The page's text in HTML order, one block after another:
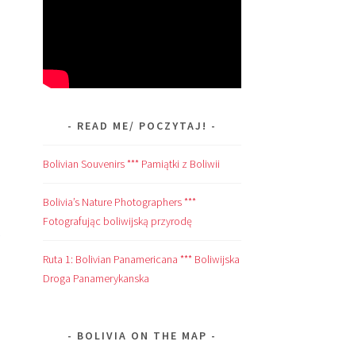
READ ME/ POCZYTAJ!
Bolivian Souvenirs *** Pamiątki z Boliwii
Bolivia’s Nature Photographers ***
Fotografując boliwijską przyrodę
Ruta 1: Bolivian Panamericana *** Boliwijska
Droga Panamerykanska
BOLIVIA ON THE MAP